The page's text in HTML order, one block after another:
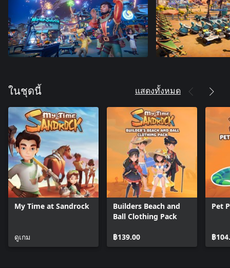
ในชุดนี้ แสดงทั้งหมด
My Time at Sandrock
ดูเกม
Builders Beach and
Ball Clothing Pack
฿139.00
Pet
฿